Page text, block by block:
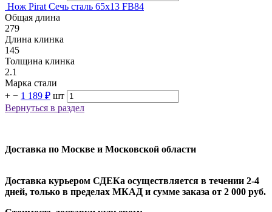
Нож Pirat Сечь сталь 65х13 FB84
Общая длина
279
Длина клинка
145
Толщина клинка
2.1
Марка стали
+ − 1 189 ₽ шт
Вернуться в раздел
Доставка по Москве и Московской области
Доставка курьером СДЕКа осуществляется в течении 2-4
дней, только в пределах МКАД и сумме заказа от 2 000 руб.